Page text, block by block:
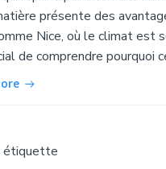
présente des
Nice, où le climat est
de comprendre pourquoi
étiquette